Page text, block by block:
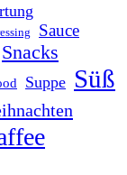
Sauce
Snacks
Suppe Süß